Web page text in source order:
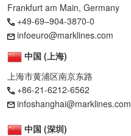
Frankfurt am Main, Germany
+49-69–904-3870-0
infoeuro@marklines.com
中国 (上海)
上海市黄浦区南京东路
+86-21-6212-6562
infoshanghai@marklines.com
中国 (深圳)